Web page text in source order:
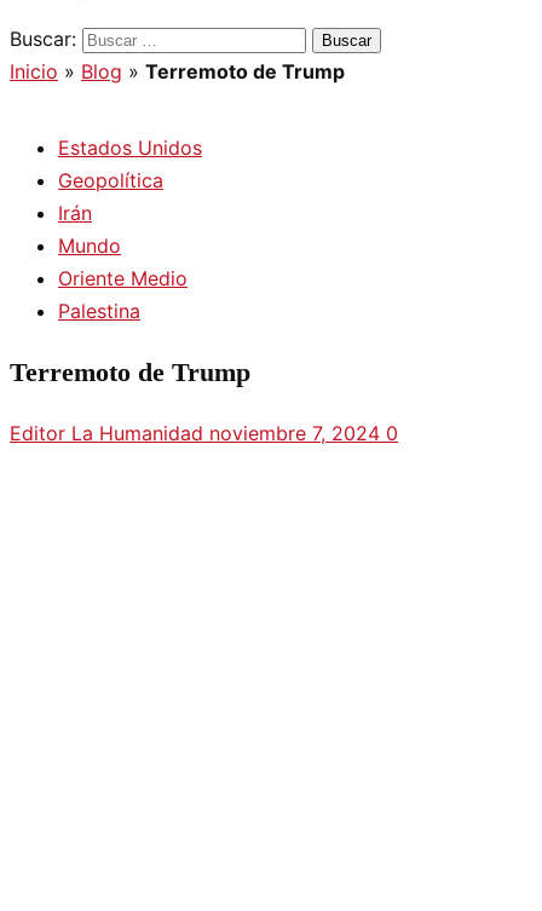
Buscar:
Inicio » Blog » Terremoto de Trump
Estados Unidos
Geopolítica
Irán
Mundo
Oriente Medio
Palestina
Terremoto de Trump
Editor La Humanidad noviembre 7, 2024 0